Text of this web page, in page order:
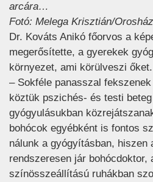
arcára…
Fotó: Melega Krisztián/
Dr. Kováts Anikó főorvos a
megerősítette, a gyerekek
környezet, ami körülveszi őket.
– Sokféle panasszal
köztük pszichés- és testi
gyógyulásukban
bohócok egyébként is fontos
nálunk a gyógyításban, hiszen
rendszeresen jár bohócdoktor,
színösszeállítású ruhákban